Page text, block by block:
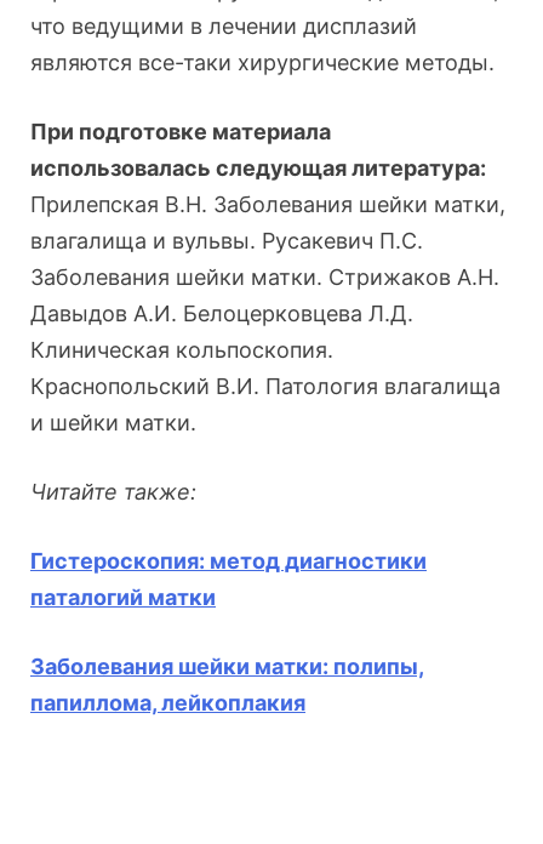
что ведущими в лечении дисплазий
являются все-таки хирургические методы.
При подготовке материала
использовалась следующая литература:
Прилепская В.Н. Заболевания шейки матки,
влагалища и вульвы. Русакевич П.С.
Заболевания шейки матки. Стрижаков А.Н.
Давыдов А.И. Белоцерковцева Л.Д.
Клиническая кольпоскопия.
Краснопольский В.И. Патология влагалища
и шейки матки.
Читайте также:
Гистероскопия: метод диагностики
паталогий матки
Заболевания шейки матки: полипы,
папиллома, лейкоплакия